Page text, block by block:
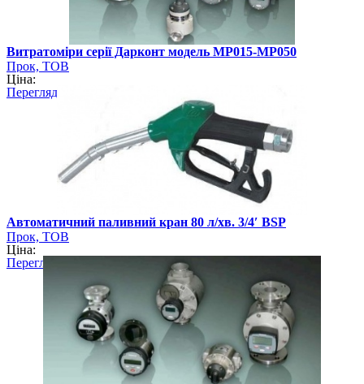
Витратоміри серії Дарконт модель MP015-MP050
Прок, ТОВ
Ціна:
Перегляд
Автоматичний паливний кран 80 л/хв. 3/4′ BSP
Прок, ТОВ
Ціна:
Перегляд